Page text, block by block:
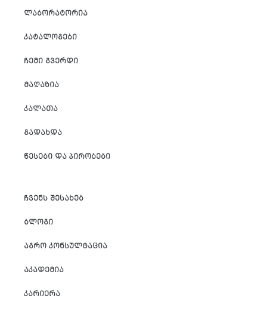
ᲚᲐᲑᲝᲠᲐᲢᲝᲠᲘᲐ
ᲙᲐᲢᲐᲚᲝᲒᲔᲑᲘ
ᲩᲔᲛᲘ ᲒᲕᲔᲠᲓᲘ
ᲛᲐᲦᲐᲖᲘᲐ
ᲙᲐᲚᲐᲗᲐ
ᲒᲐᲓᲐᲮᲓᲐ
ᲬᲔᲡᲔᲑᲘ ᲓᲐ ᲞᲘᲠᲝᲑᲔᲑᲘ
ᲩᲕᲔᲜᲡ ᲨᲔᲡᲐᲮᲔᲑ
ᲑᲚᲝᲒᲘ
ᲐᲒᲠᲝ ᲙᲝᲜᲡᲣᲚᲢᲐᲪᲘᲐ
ᲐᲙᲐᲓᲔᲛᲘᲐ
ᲙᲐᲠᲘᲔᲠᲐ